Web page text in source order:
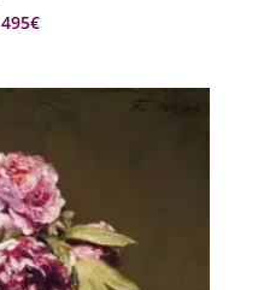
495€Rango
precios:
hasta
495€